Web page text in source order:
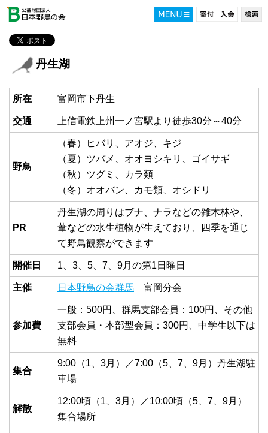
丹生湖
所在 富岡市下丹生
交通 上信電鉄上州一ノ宮駅より徒歩30分～40分
野鳥
（春）ヒバリ、アオジ、キジ
（夏）ツバメ、オオヨシキリ、ゴイサギ
（秋）ツグミ、カラ類
（冬）オオバン、カモ類、オシドリ
PR
丹生湖の周りはブナ、ナラなどの雑木林や、
葦などの水生植物が生えており、四季を通じ
て野鳥観察ができます
開催日 1、3、5、7、9月の第1日曜日
主催 日本野鳥の会群馬 富岡分会
参加費
一般：500円、群馬支部会員：100円、その他
支部会員・本部型会員：300円、中学生以下は
無料
集合
9:00（1、3月）／7:00（5、7、9月）丹生湖駐
車場
解散
12:00頃（1、3月）／10:00頃（5、7、9月）
集合場所